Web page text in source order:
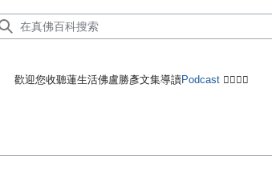
歡迎您收聽蓮生活佛盧勝彥文集導讀Podcast 🙋‍♂️🙋‍♀️